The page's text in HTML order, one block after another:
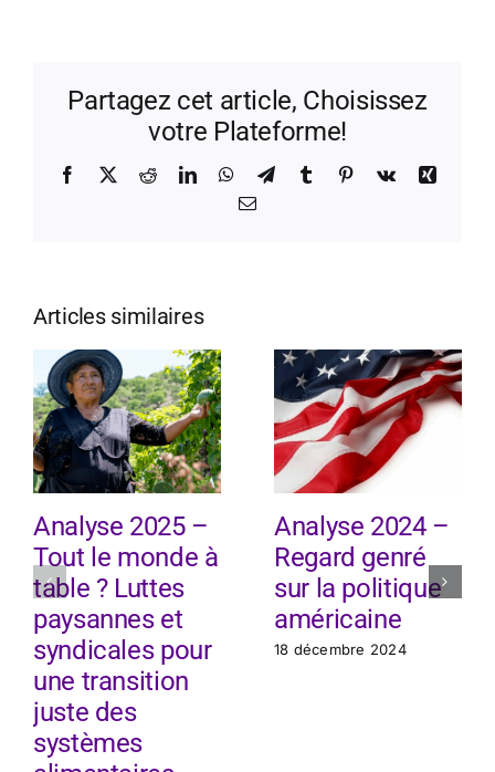
Partagez cet article, Choisissez
votre Plateforme!
Facebook
X RedditLinkedInWhatsApp
TelegramTumblr Pinterest
Vk
Xing
Email
Articles similaires
Analyse 2025 –
Tout le monde à
table ? Luttes
paysannes et
syndicales pour
une transition
juste des
systèmes
Analyse 2024 –
Regard genré
sur la politique
américaine
18 décembre 2024